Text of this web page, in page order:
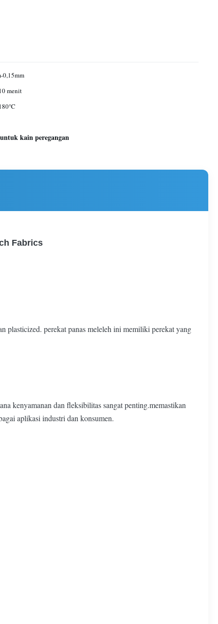
0,15mm
menit
kain peregangan
Fabrics
plasticized. perekat panas meleleh ini memiliki perekat yang
kenyamanan dan fleksibilitas sangat penting.memastikan
aplikasi industri dan konsumen.